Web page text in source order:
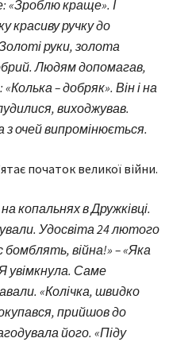
«Зроблю краще». І
красиву ручку до
руки, золота
Людям допомагав,
– добряк». Він і на
виходжував.
очей випромінюється.
початок великої війни.
копальнях в Дружківці.
Удосвіта 24 лютого
війна!» – «Яка
увімкнула. Саме
«Колічка, швидко
прийшов до
його. «Піду